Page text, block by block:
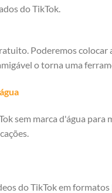
do TikTok.
Poderemos
o torna uma
sem marca d'água
do TikTok em